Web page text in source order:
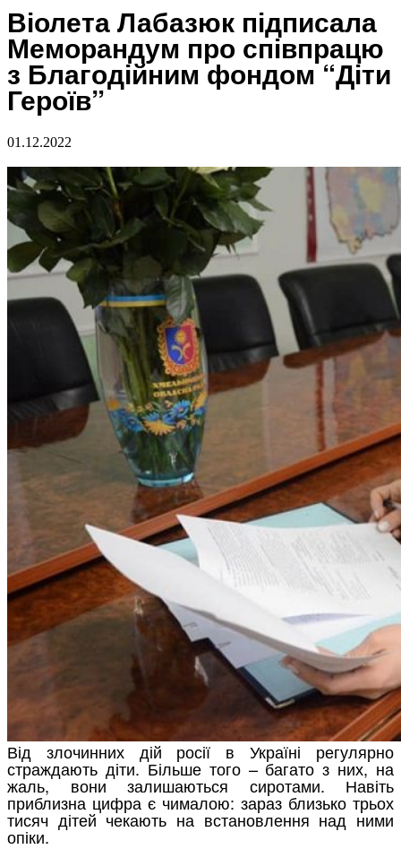
Віолета Лабазюк підписала
Меморандум про співпрацю
з Благодійним фондом “Діти
Героїв”
01.12.2022
Від злочинних дій росії в Україні регулярно
страждають діти. Більше того – багато з них, на
жаль, вони залишаються сиротами. Навіть
приблизна цифра є чималою: зараз близько трьох
тисяч дітей чекають на встановлення над ними
опіки.